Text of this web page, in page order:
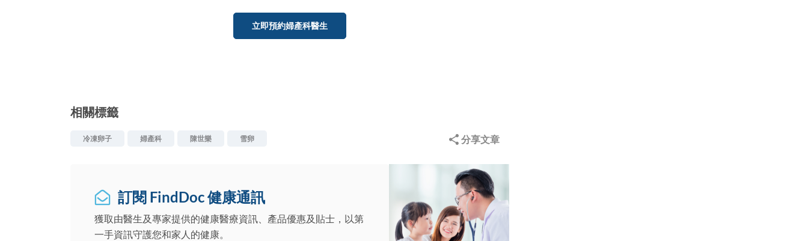
立即預約婦產科醫生
相關標籤
冷凍卵子 婦產科 陳世樂 雪卵 分享文章
訂閱 FindDoc 健康通訊
獲取由醫生及專家提供的健康醫療資訊、產品優惠及貼士，以第
一手資訊守護您和家人的健康。